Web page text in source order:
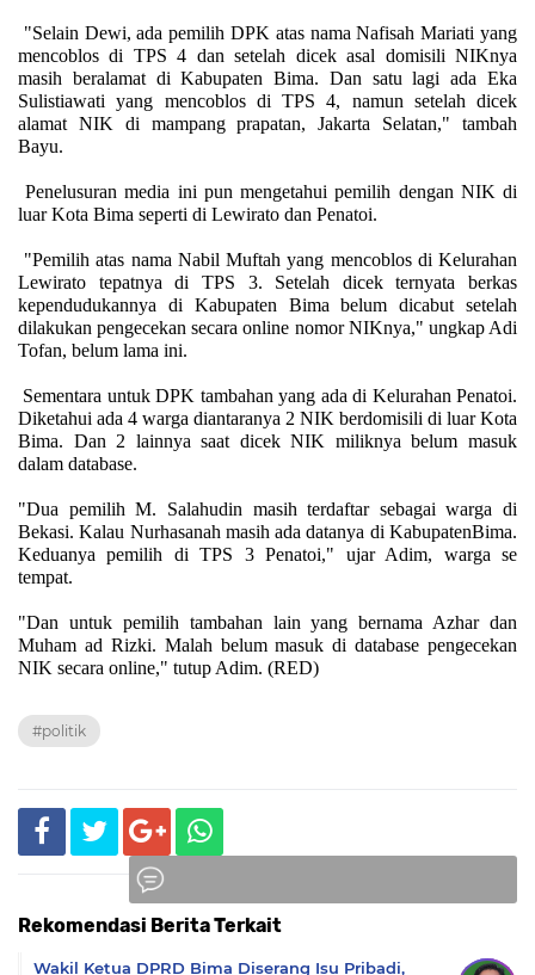
"Selain Dewi, ada pemilih DPK atas nama Nafisah Mariati yang
mencoblos di TPS 4 dan setelah dicek asal domisili NIKnya
masih beralamat di Kabupaten Bima. Dan satu lagi ada Eka
Sulistiawati yang mencoblos di TPS 4, namun setelah dicek
alamat NIK di mampang prapatan, Jakarta Selatan," tambah
Bayu.
Penelusuran media ini pun mengetahui pemilih dengan NIK di
luar Kota Bima seperti di Lewirato dan Penatoi.
"Pemilih atas nama Nabil Muftah yang mencoblos di Kelurahan
Lewirato tepatnya di TPS 3. Setelah dicek ternyata berkas
kependudukannya di Kabupaten Bima belum dicabut setelah
dilakukan pengecekan secara online nomor NIKnya," ungkap Adi
Tofan, belum lama ini.
Sementara untuk DPK tambahan yang ada di Kelurahan Penatoi.
Diketahui ada 4 warga diantaranya 2 NIK berdomisili di luar Kota
Bima. Dan 2 lainnya saat dicek NIK miliknya belum masuk
dalam database.
"Dua pemilih M. Salahudin masih terdaftar sebagai warga di
Bekasi. Kalau Nurhasanah masih ada datanya di KabupatenBima.
Keduanya pemilih di TPS 3 Penatoi," ujar Adim, warga se
tempat.
"Dan untuk pemilih tambahan lain yang bernama Azhar dan
Muham ad Rizki. Malah belum masuk di database pengecekan
NIK secara online," tutup Adim. (RED)
#politik
Rekomendasi Berita Terkait
Wakil Ketua DPRD Bima Diserang Isu Pribadi,